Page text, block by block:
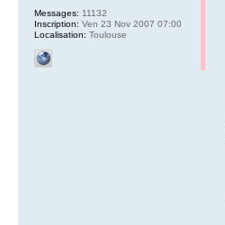
Messages: 11132
Inscription: Ven 23 Nov 2007 07:00
Localisation: Toulouse